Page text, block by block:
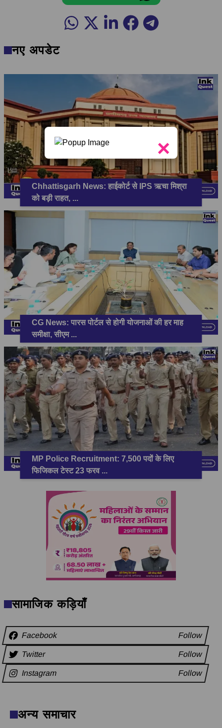
×
नए अपडेट
Chhattisgarh News: हाईकोर्ट से IPS ऋचा मिश्रा
को बड़ी राहत, ...
CG News: पारस पोर्टल से होगी योजनाओं की हर माह
समीक्षा, सीएम...
MP Police Recruitment: 7,500 पदों के लिए
फिजिकल टेस्ट 23 फरव...
सामाजिक कड़ियाँ
Facebook Follow
Twitter Follow
Instagram Follow
अन्य समाचार